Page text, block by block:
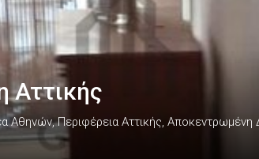
Αττικής
Περιφέρεια Αττικής, Αποκεντρωμένη